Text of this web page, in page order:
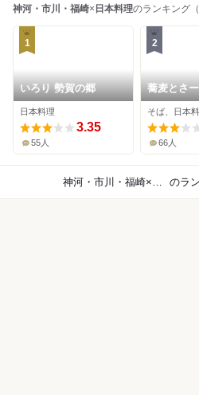
神河・市川・福崎× 日本料理のランキング
1
いろり 勢賀の郷
日本料理
3.35
55人
2
蕎麦とさ
と・・・
そば、日本
66人
神河・市川・福崎×日本料理 のラ